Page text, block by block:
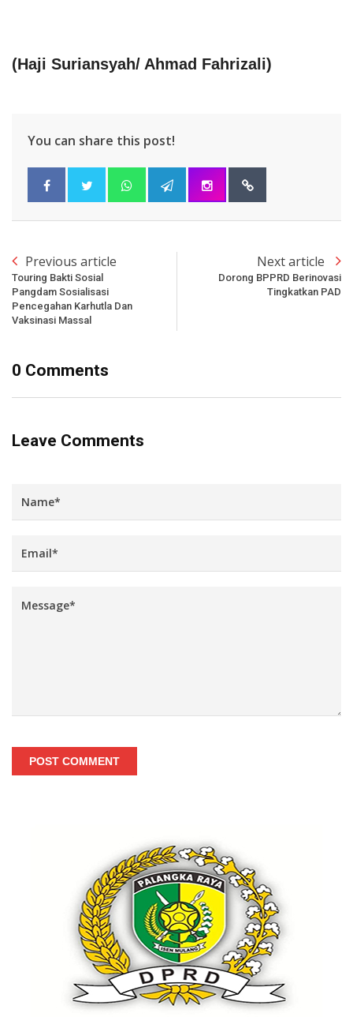
(Haji Suriansyah/ Ahmad Fahrizali)
You can share this post!
Previous article
Touring Bakti Sosial
Pangdam Sosialisasi
Pencegahan Karhutla Dan
Vaksinasi Massal
Next article
Dorong BPPRD Berinovasi
Tingkatkan PAD
0 Comments
Leave Comments
POST COMMENT